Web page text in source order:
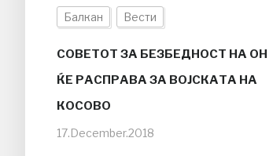
Балкан Вести
СОВЕТОТ ЗА БЕЗБЕДНОСТ НА ОН
ЌЕ РАСПРАВА ЗА ВОЈСКАТА НА
КОСОВО
17.December.2018